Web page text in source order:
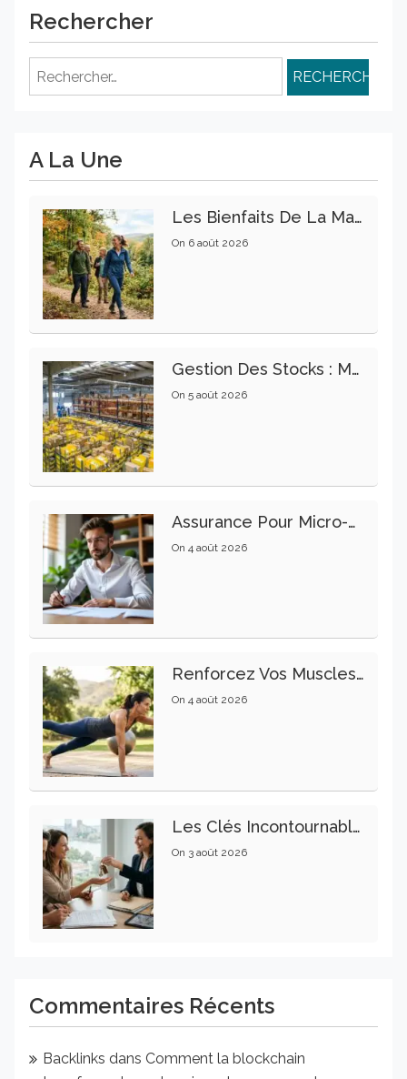
Rechercher
Rechercher :
A La Une
Les Bienfaits De La Marche Sur La Santé Physique Et Mentale
On 6 août 2026
Gestion Des Stocks : Meilleures Pratiques Intralogistiques
On 5 août 2026
Assurance Pour Micro-Entrepreneur : Les Garanties Essentielles À Connaître
On 4 août 2026
Renforcez Vos Muscles Profonds Pour Apaiser Votre Mal De Dos
On 4 août 2026
Les Clés Incontournables Pour Réussir Vos Transactions Immobilières
On 3 août 2026
Commentaires Récents
Backlinks dans Comment la blockchain